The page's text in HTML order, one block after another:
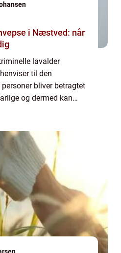
i Næstved: når
lavalder
til den
bliver betragtet
og dermed kan